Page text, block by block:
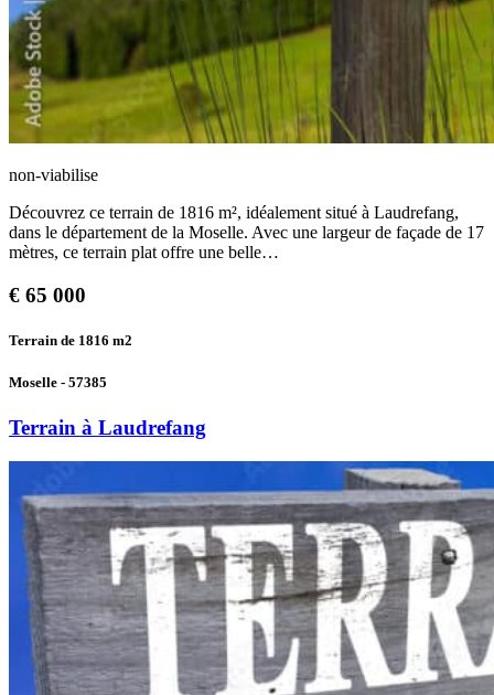
non-viabilise
Découvrez ce terrain de 1816 m², idéalement situé à Laudrefang,
dans le département de la Moselle. Avec une largeur de façade de 17
mètres, ce terrain plat offre une belle…
€ 65 000
Terrain de 1816 m2
Moselle - 57385
Terrain à Laudrefang